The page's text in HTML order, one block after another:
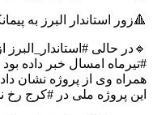
🔺زور استاندار البرز به
🔹در حالی
#تیرماه امسال خبر داده
همراه وی از پروژه نشان
این پروژه ملی در #کرج رخ